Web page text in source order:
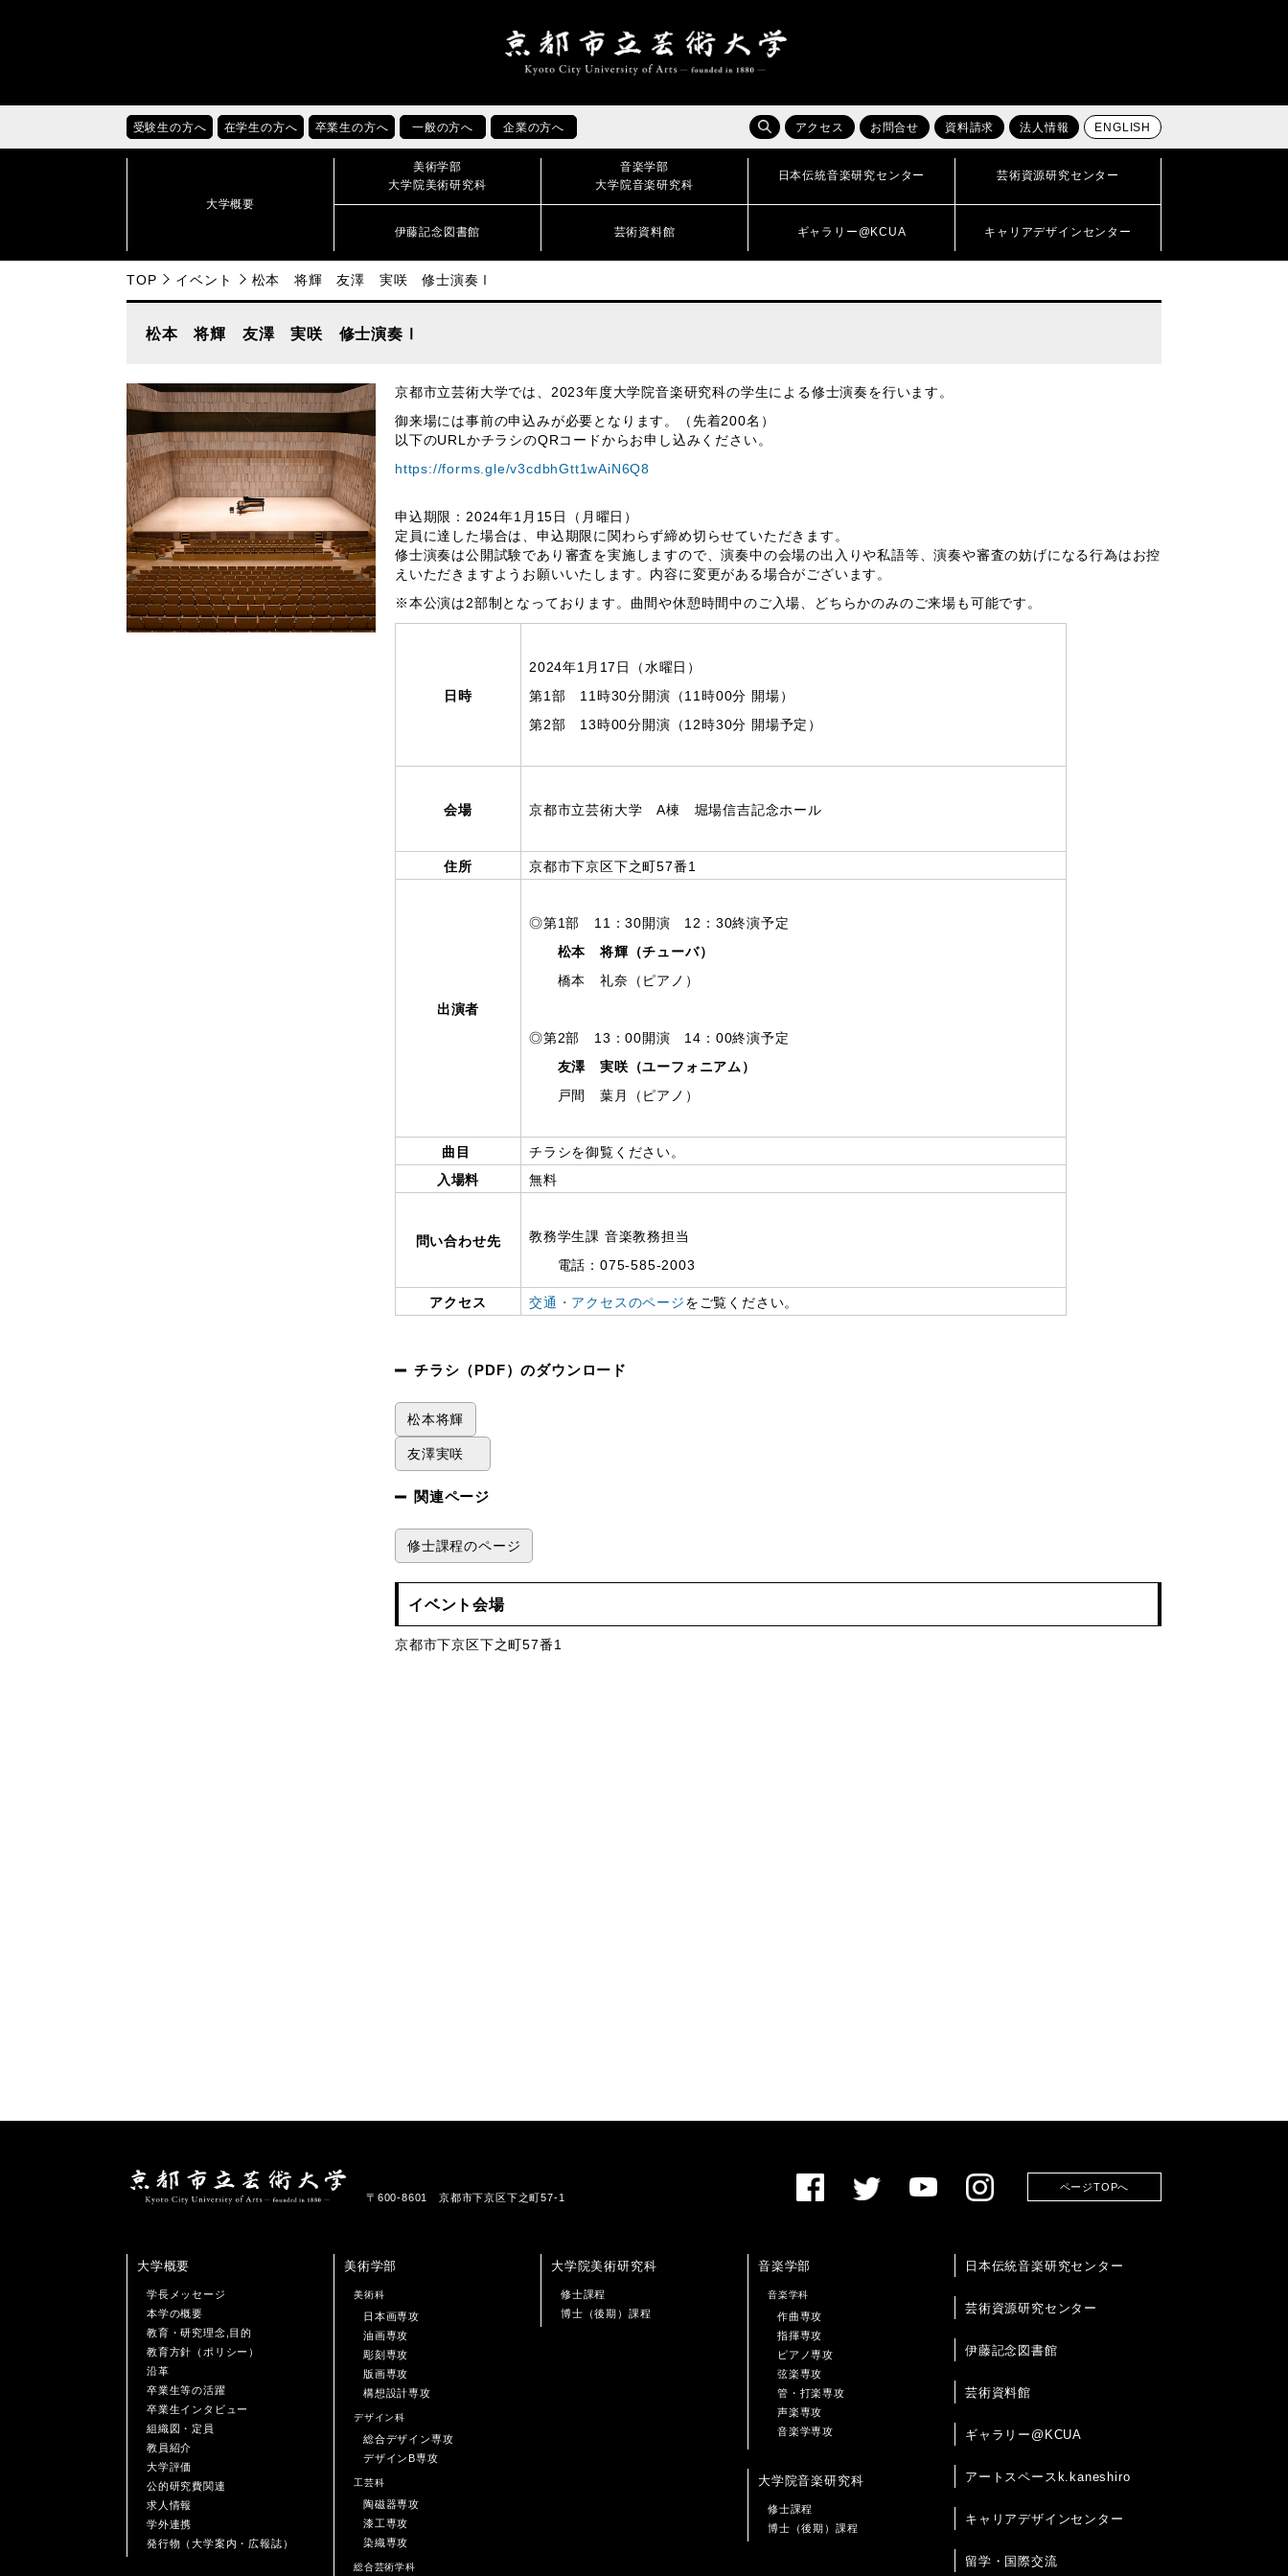
受験生の方へ 在学生の方へ 卒業生の方へ 一般の方へ 企業の方へ アクセス お問合せ 資料請求 法人情報 ENGLISH
大学概要
美術学部
大学院美術研究科
音楽学部
大学院音楽研究科
日本伝統音楽研究センター 芸術資源研究センター
伊藤記念図書館 芸術資料館 ギャラリー@KCUA キャリアデザインセンター
TOP イベント 松本 将輝 友澤 実咲 修士演奏Ⅰ
松本 将輝 友澤 実咲 修士演奏Ⅰ
京都市立芸術大学では、2023年度大学院音楽研究科の学生による修士演奏を行います。
御来場には事前の申込みが必要となります。（先着200名）
以下のURLかチラシのQRコードからお申し込みください。
https://forms.gle/v3cdbhGtt1wAiN6Q8
申込期限：2024年1月15日（月曜日）
定員に達した場合は、申込期限に関わらず締め切らせていただきます。
修士演奏は公開試験であり審査を実施しますので、演奏中の会場の出入りや私語等、演奏や審査の妨げになる行為はお控
えいただきますようお願いいたします。内容に変更がある場合がございます。
※本公演は2部制となっております。曲間や休憩時間中のご入場、どちらかのみのご来場も可能です。
日時
2024年1月17日（水曜日）
第1部 11時30分開演（11時00分 開場）
第2部 13時00分開演（12時30分 開場予定）
会場 京都市立芸術大学 A棟 堀場信吉記念ホール
住所 京都市下京区下之町57番1
出演者
◎第1部 11：30開演 12：30終演予定
松本 将輝（チューバ）
橋本 礼奈（ピアノ）
◎第2部 13：00開演 14：00終演予定
友澤 実咲（ユーフォニアム）
戸間 葉月（ピアノ）
曲目
チラシを御覧ください。
入場料
無料
問い合わせ先
教務学生課 音楽教務担当
電話：075-585-2003
アクセス 交通・アクセスのページ をご覧ください。
チラシ（PDF）のダウンロード
松本将輝
友澤実咲
関連ページ
修士課程のページ
イベント会場
京都市下京区下之町57番1
〒600-8601 京都市下京区下之町57-1
ページTOPへ
大学概要
学長メッセージ
本学の概要
教育・研究理念,目的
教育方針（ポリシー）
沿革
卒業生等の活躍
卒業生インタビュー
組織図・定員
教員紹介
大学評価
公的研究費関連
求人情報
学外連携
発行物（大学案内・広報誌）
美術学部
美術科
日本画専攻
油画専攻
彫刻専攻
版画専攻
構想設計専攻
デザイン科
総合デザイン専攻
デザインB専攻
工芸科
陶磁器専攻
漆工専攻
染織専攻
総合芸術学科
大学院美術研究科
修士課程
博士（後期）課程
音楽学部
音楽学科
作曲専攻
指揮専攻
ピアノ専攻
弦楽専攻
管・打楽専攻
声楽専攻
音楽学専攻
大学院音楽研究科
修士課程
博士（後期）課程
日本伝統音楽研究センター
芸術資源研究センター
伊藤記念図書館
芸術資料館
ギャラリー@KCUA
アートスペースk.kaneshiro
キャリアデザインセンター
留学・国際交流